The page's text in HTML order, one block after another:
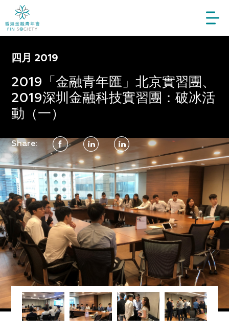
四月 2019
2019「金融青年匯」北京實習團、
2019深圳金融科技實習團：破冰活
動（一）
Share: